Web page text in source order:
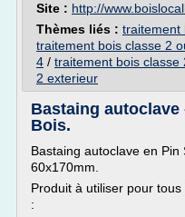
Site : http://
Thèmes liés : traitement
traitement bois classe 2
4 / traitement bois classe
2 exterieur
Bastaing
Bois.
Bastaing autoclave en
60x170mm.
Produit à utiliser pour
: